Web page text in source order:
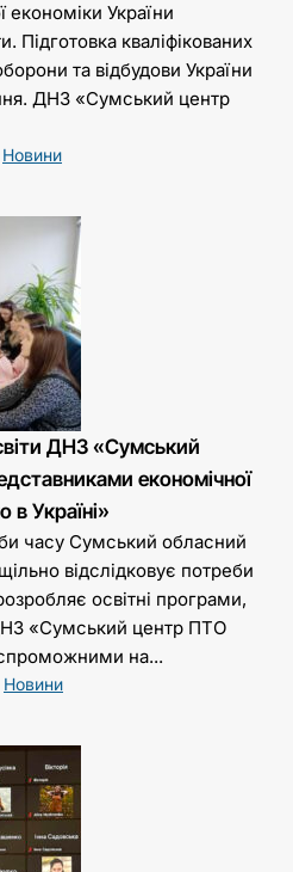
економіки України
Підготовка кваліфікованих
та відбудови України
ДНЗ «Сумський центр
Новини
ДНЗ «Сумський
економічної
Україні»
часу Сумський обласний
відслідковує потреби
освітні програми,
«Сумський центр ПТО
на...
Новини